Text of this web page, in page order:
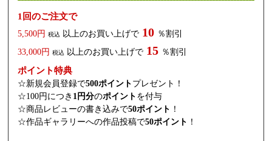
1回のご注文で
5,500円 税込 以上のお買い上げで 10 ％割引
33,000円 税込 以上のお買い上げで 15 ％割引
ポイント特典
☆新規会員登録で500ポイント プレゼント！
☆100円につき 1円分のポイント を付与
☆商品レビューの書き込みで50ポイント ！
☆作品ギャラリーへの作品投稿で50ポイント ！